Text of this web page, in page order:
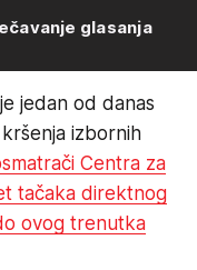
glasanja
jedan od danas
izbornih
Centra za
tačaka direktnog
ovog trenutka